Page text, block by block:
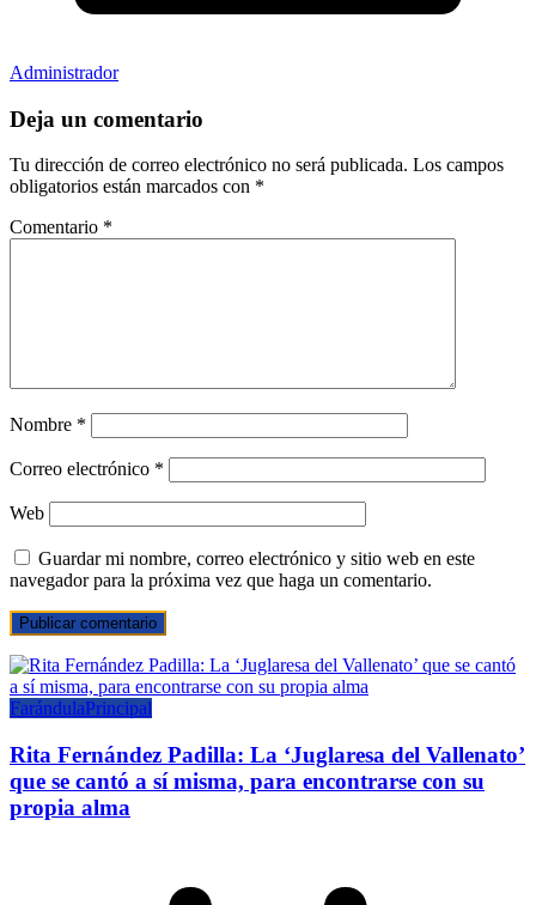
Administrador
Deja un comentario
Tu dirección de correo electrónico no será publicada. Los campos
obligatorios están marcados con *
Comentario *
Nombre *
Correo electrónico *
Web
Guardar mi nombre, correo electrónico y sitio web en este
navegador para la próxima vez que haga un comentario.
FarándulaPrincipal
Rita Fernández Padilla: La ‘Juglaresa del Vallenato’
que se cantó a sí misma, para encontrarse con su
propia alma